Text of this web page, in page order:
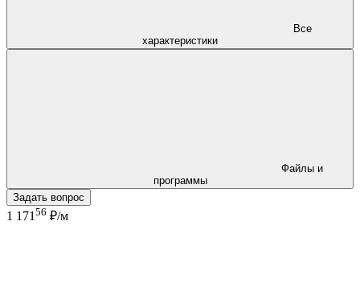
характеристики
программы
Задать вопрос
1 171 56 ₽/м